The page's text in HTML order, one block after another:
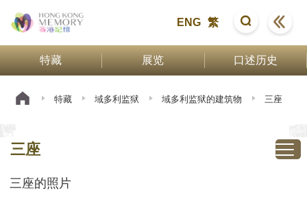
ENG 繁
特藏 展览 口述历史
特藏 域多利监狱 域多利监狱的建筑物 三座
三座
三座的照片